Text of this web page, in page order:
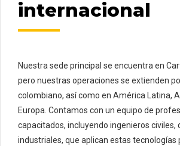
internacional
Nuestra sede principal se encuentra en
pero nuestras operaciones se extienden
colombiano, así como en América Latina,
Europa. Contamos con un equipo de
capacitados, incluyendo ingenieros civiles,
industriales, que aplican estas tecnologías